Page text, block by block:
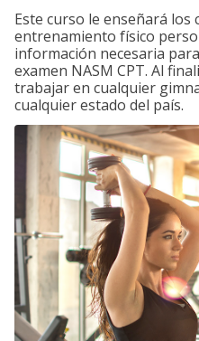
Este curso le enseñará los
entrenamiento físico
información necesaria
examen NASM CPT. Al
trabajar en cualquier
cualquier estado del país.